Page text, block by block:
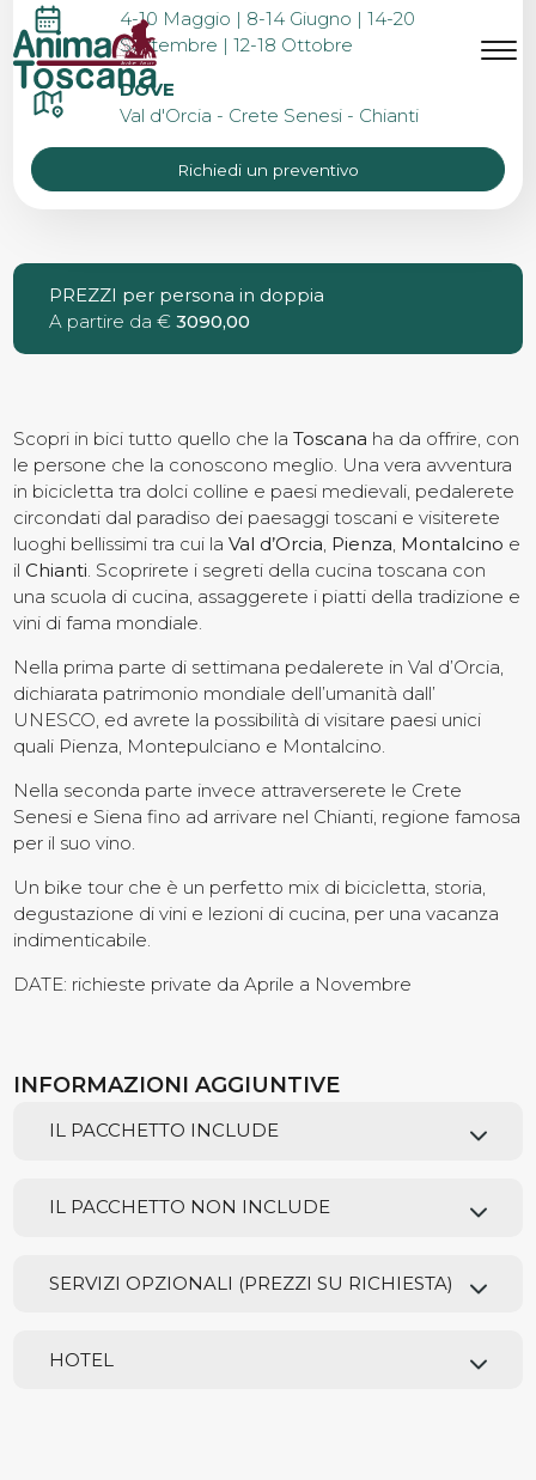
TUSCANY BIKE TOUR
4-10 Maggio | 8-14 Giugno | 14-20
Settembre | 12-18 Ottobre
DOVE
Val d'Orcia - Crete Senesi - Chianti
Richiedi un preventivo
PREZZI per persona in doppia
A partire da €3090,00
Scopri in bici tutto quello che laToscana ha da offrire, con
le persone che la conoscono meglio. Una vera avventura
in bicicletta tra dolci colline e paesi medievali, pedalerete
circondati dal paradiso dei paesaggi toscani e visiterete
luoghi bellissimi tra cui laVal d’Orcia, Pienza, Montalcino e
il Chianti. Scoprirete i segreti della cucina toscana con
una scuola di cucina, assaggerete i piatti della tradizione e
vini di fama mondiale.
Nella prima parte di settimana pedalerete in Val d’Orcia,
dichiarata patrimonio mondiale dell’umanità dall’
UNESCO, ed avrete la possibilità di visitare paesi unici
quali Pienza, Montepulciano e Montalcino.
Nella seconda parte invece attraverserete le Crete
Senesi e Siena fino ad arrivare nel Chianti, regione famosa
per il suo vino.
Un bike tour che è un perfetto mix di bicicletta, storia,
degustazione di vini e lezioni di cucina, per una vacanza
indimenticabile.
DATE: richieste private da Aprile a Novembre
INFORMAZIONI AGGIUNTIVE
IL PACCHETTO INCLUDE
IL PACCHETTO NON INCLUDE
SERVIZI OPZIONALI (PREZZI SU RICHIESTA)
HOTEL
MENU EN
Bike Tours
Eroica
Chi siamo
Contatti